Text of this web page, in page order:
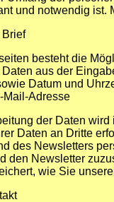
und notwendig ist.
besteht die
aus der
Datum und
Mail-Adresse
der Daten
Daten an Dritte
des Newsletters
den Newsletter
wie Sie